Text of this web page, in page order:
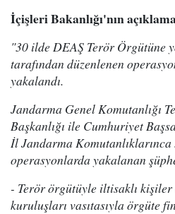
İçişleri Bakanlığı'nın
"30 ilde DEAŞ Terör Örgütüne
tarafından düzenlenen
yakalandı.
Jandarma Genel Komutanlığı
Başkanlığı ile Cumhuriyet
İl Jandarma
operasyonlarda yakalanan
- Terör örgütüyle iltisaklı kişiler
kuruluşları vasıtasıyla örgüte